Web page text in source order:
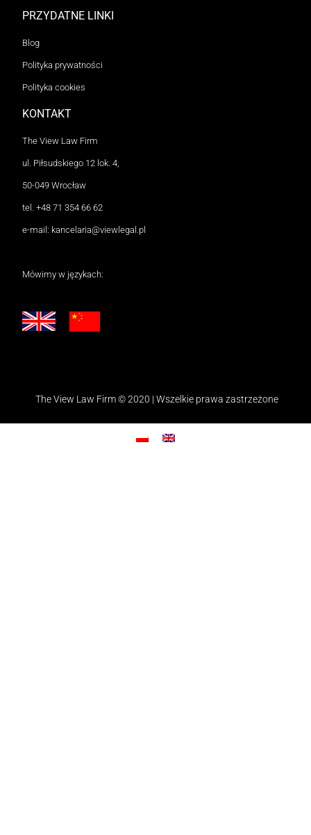
PRZYDATNE LINKI
Blog
Polityka prywatności
Polityka cookies
KONTAKT
The View Law Firm
ul. Piłsudskiego 12 lok. 4,
50-049 Wrocław
tel.+48 71 354 66 62
e-mail: kancelaria@viewlegal.pl
Mówimy w językach:
The View Law Firm © 2020 | Wszelkie prawa zastrzeżone